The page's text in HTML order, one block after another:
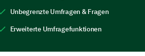
Produkts Ihre Kaufentscheidung
Unbegrenzte Umfragen & Fragen
Erweiterte Umfragefunktionen